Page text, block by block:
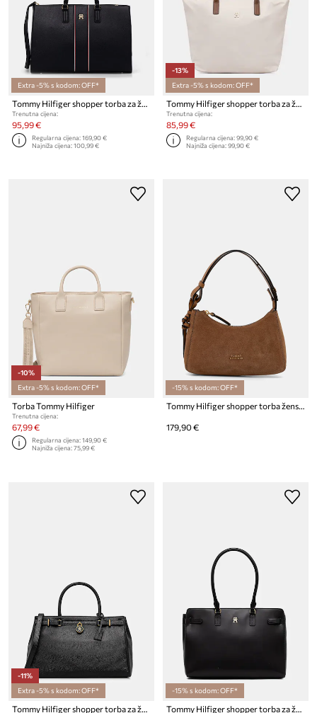
Extra -5% s kodom: OFF*
Tommy Hilfiger shopper torba za žene
Trenutna cijena:
95,99 €
Regularna cijena:169,90 €
Najniža cijena:100,99 €
-13%
Extra -5% s kodom: OFF*
Tommy Hilfiger shopper torba za žene
Trenutna cijena:
85,99 €
Regularna cijena:99,90 €
Najniža cijena:99,90 €
-10%
Extra -5% s kodom: OFF*
Torba Tommy Hilfiger
Trenutna cijena:
67,99 €
Regularna cijena:149,90 €
Najniža cijena:75,99 €
-15% s kodom: OFF*
Tommy Hilfiger shopper torba ženska od brušene kože
179,90 €
-11%
Extra -5% s kodom: OFF*
-15% s kodom: OFF*